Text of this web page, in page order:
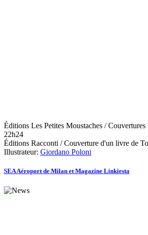
Éditions Les Petites Moustaches /
22h24
Éditions Racconti / Couverture d'un livre de
Illustrateur: Giordano Poloni
SEA Aéroport de Milan et Magazine Linkiesta